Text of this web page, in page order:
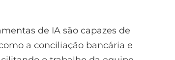
de IA são capazes de
a conciliação bancária e